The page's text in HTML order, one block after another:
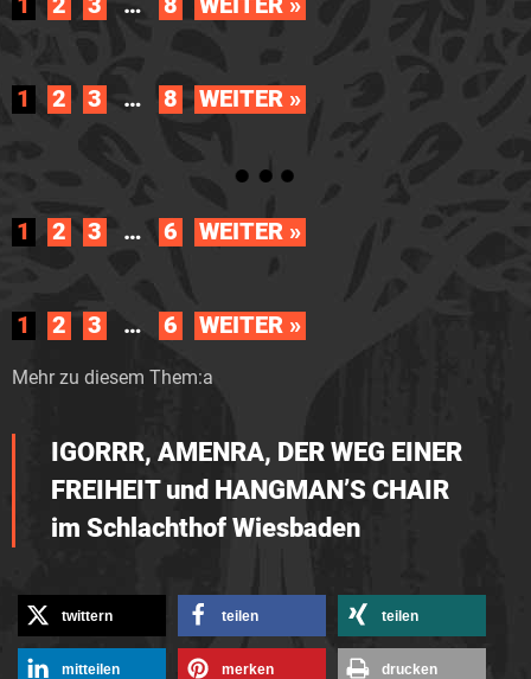
1 2 3 … 8 WEITER »
1 2 3 … 6 WEITER »
1 2 3 … 6 WEITER »
Mehr zu diesem Them:a
IGORRR, AMENRA, DER WEG EINER
FREIHEIT und HANGMAN’S CHAIR
im Schlachthof Wiesbaden
twittern teilen teilen
mitteilen merken drucken